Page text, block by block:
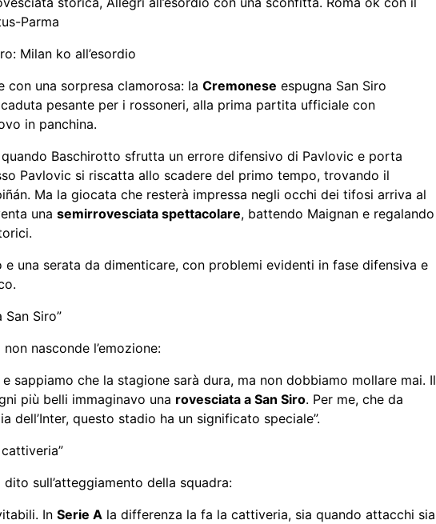
Parma
Milan ko all’esordio
con una sorpresa clamorosa: la Cremonese espugna San Siro
pesante per i rossoneri, alla prima partita ufficiale con
in panchina.
quando Baschirotto sfrutta un errore difensivo di Pavlovic e porta
Pavlovic si riscatta allo scadere del primo tempo, trovando il
Ma la giocata che resterà impressa negli occhi dei tifosi arriva al
una semirrovesciata spettacolare, battendo Maignan e regalando
e una serata da dimenticare, con problemi evidenti in fase difensiva e
Siro”
nasconde l’emozione:
sappiamo che la stagione sarà dura, ma non dobbiamo mollare mai. Il
più belli immaginavo una rovesciata a San Siro. Per me, che da
dell’Inter, questo stadio ha un significato speciale”.
sull’atteggiamento della squadra:
In Serie A la differenza la fa la cattiveria, sia quando attacchi sia